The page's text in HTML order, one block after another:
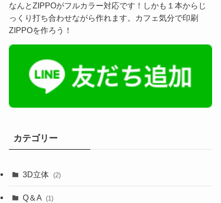
なんとZIPPOがフルカラー対応です！しかも１本からじ
っくり打ち合わせながら作れます。カフェ気分で印刷
ZIPPOを作ろう！
カテゴリー
3D立体 (2)
Q＆A (1)